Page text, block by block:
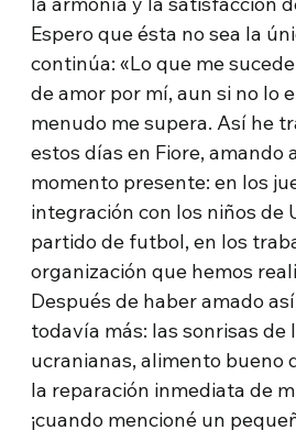
Espero que ésta no sea la
continúa: «Lo que me
de amor por mí, aun si no lo
menudo me supera. Así he
estos días en Fiore, amando
momento presente: en los
integración con los niños de
partido de futbol, en los
organización que hemos
Después de haber amado
todavía más: las sonrisas de
ucranianas, alimento bueno
la reparación inmediata de
¡cuando mencioné un